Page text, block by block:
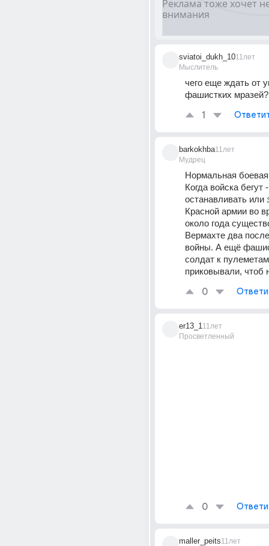
sviatoi_dukh_10
Мыслитель
11лет
чего еще ждать от
фашистких мразей?
1
barkokhba
Мудрец
11лет
Нормальная боевая
Когда войска бегут
останавливать или
Красной армии во
около года
Вермахте два
войны. А ещё
солдат к пулеметам
приковывали, чтоб
0
er13_1
Просветленный
11лет
0
maller_peits11лет